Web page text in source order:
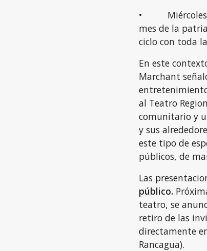
• Miércoles
mes de la
ciclo con toda
En este
Marchant
al Teatro
comunitario y
y sus
este tipo de
públicos, de
Las
público.
teatro, se
retiro de las
directamente
Rancagua).